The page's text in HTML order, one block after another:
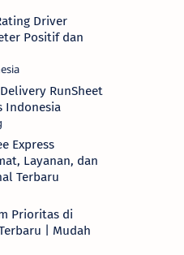
Driver
Positif dan
RunSheet
Indonesia
Express
Layanan, dan
Terbaru
Prioritas di
| Mudah